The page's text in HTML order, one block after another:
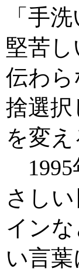
「手
堅苦
伝わ
捨選
を変
1995
さし
イン
い言